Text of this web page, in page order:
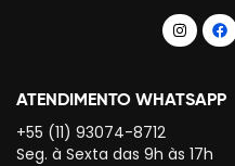
ATENDIMENTO WHATSAPP
+55 (11) 93074-8712
Seg. à Sexta das 9h às 17h